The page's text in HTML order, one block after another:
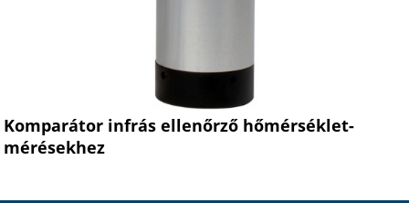
Komparátor infrás ellenőrző hőmérséklet-
mérésekhez